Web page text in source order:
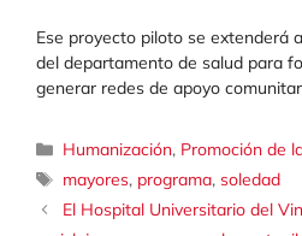
Ese proyecto piloto se extenderá
del departamento de salud para
generar redes de apoyo
Categorías
Humanización, Promoción de
Etiquetas
mayores, programa, soledad
El Hospital Universitario del